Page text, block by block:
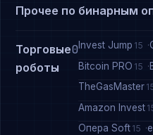
Прочее по бинарным
Торговые
роботы
0 Invest Jump 15
Bitcoin PRO 15
TheGasMaster
Amazon Invest
Опера Soft 15